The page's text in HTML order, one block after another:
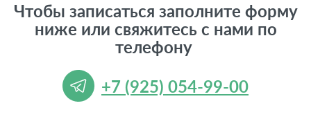
Чтобы записаться заполните форму
ниже или свяжитесь с нами по
телефону
+7 (925) 054-99-00